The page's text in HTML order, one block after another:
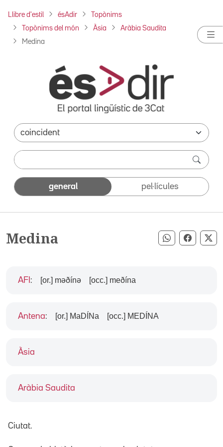
Llibre d'estil ésAdir Topònims
Topònims del món Àsia Aràbia Saudita
Medina
general pel·lícules
Medina Compartir
Àsia
Aràbia Saudita
AFI : [or.] məðínə [occ.] meðína
Antena: [or.] MaDÍNa [occ.] MEDÍNA
Ciutat.